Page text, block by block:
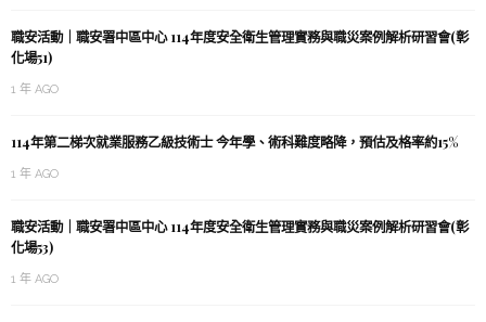
職安活動｜職安署中區中心 114年度安全衛生管理實務與職災案例解析研習會(彰
化場51)
1 年 AGO
114年第二梯次就業服務乙級技術士 今年學、術科難度略降，預估及格率約15%
1 年 AGO
職安活動｜職安署中區中心 114年度安全衛生管理實務與職災案例解析研習會(彰
化場53)
1 年 AGO